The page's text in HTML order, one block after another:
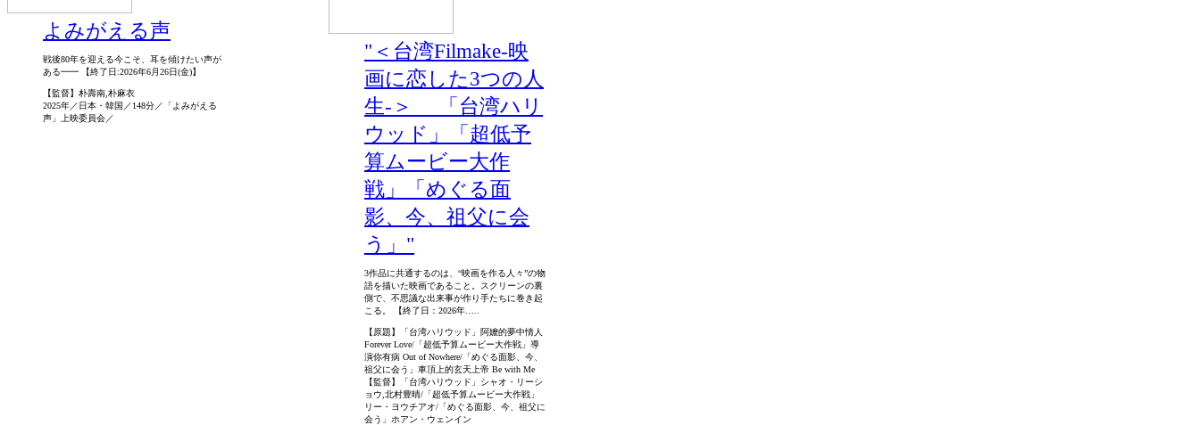
よみがえる声
戦後80年を迎える今こそ、耳を傾けたい声が
ある━━ 【終了日:2026年6月26日(金)】
【監督】朴壽南,朴麻衣
2025年／日本・韓国／148分／「よみがえる
声」上映委員会／
"＜台湾Filmake‐映
画に恋した3つの人
生‐＞ 「台湾ハリ
ウッド」「超低予
算ムービー大作
戦」「めぐる面
影、今、祖父に会
う」"
3作品に共通するのは、“映画を作る人々”の物
語を描いた映画であること。スクリーンの裏
側で、不思議な出来事が作り手たちに巻き起
こる。 【終了日：2026年…..
【原題】「台湾ハリウッド」阿嬤的夢中情人
Forever Love/「超低予算ムービー大作戦」導
演你有病 Out of Nowhere/「めぐる面影、今、
祖父に会う」車頂上的玄天上帝 Be with Me
【監督】「台湾ハリウッド」シャオ・リーシ
ョウ,北村豊晴/「超低予算ムービー大作戦」
リー・ヨウチアオ/「めぐる面影、今、祖父に
会う」ホアン・ウェンイン